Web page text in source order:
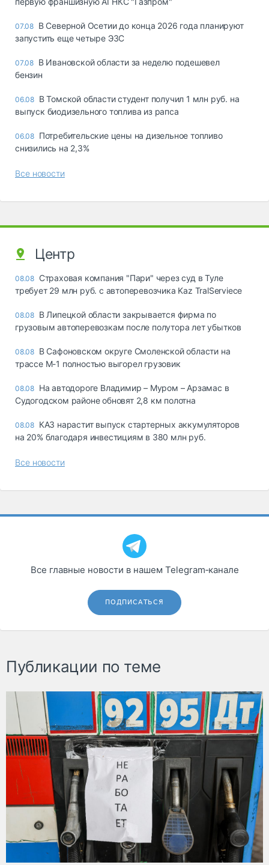
07.08 В Северной Осетии до конца 2026 года планируют
запустить еще четыре ЭЗС
07.08 В Ивановской области за неделю подешевел
бензин
06.08 В Томской области студент получил 1 млн руб. на
выпуск биодизельного топлива из рапса
06.08 Потребительские цены на дизельное топливо
снизились на 2,3%
Все новости
Центр
08.08 Страховая компания "Пари" через суд в Туле
требует 29 млн руб. с автоперевозчика Kaz TralServiece
08.08 В Липецкой области закрывается фирма по
грузовым автоперевозкам после полутора лет убытков
08.08 В Сафоновском округе Смоленской области на
трассе М-1 полностью выгорел грузовик
08.08 На автодороге Владимир – Муром – Арзамас в
Судогодском районе обновят 2,8 км полотна
08.08 КАЗ нарастит выпуск стартерных аккумуляторов
на 20% благодаря инвестициям в 380 млн руб.
Все новости
Все главные новости в нашем Telegram‑канале
ПОДПИСАТЬСЯ
Публикации по теме